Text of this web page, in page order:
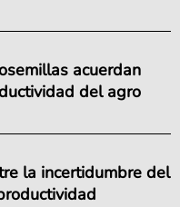
acuerdan
del agro
la incertidumbre del